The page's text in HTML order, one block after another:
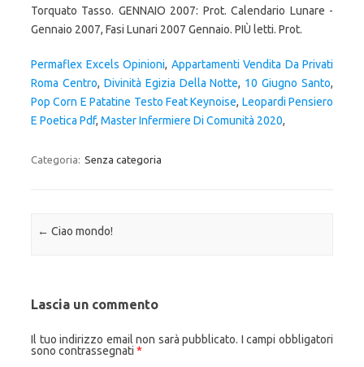
Torquato Tasso. GENNAIO 2007: Prot. Calendario Lunare -
Gennaio 2007, Fasi Lunari 2007 Gennaio. PIÙ letti. Prot.
Permaflex Excels Opinioni, Appartamenti Vendita Da Privati
Roma Centro, Divinità Egizia Della Notte, 10 Giugno Santo,
Pop Corn E Patatine Testo Feat Keynoise, Leopardi Pensiero
E Poetica Pdf, Master Infermiere Di Comunità 2020,
Categoria: Senza categoria
Navigazione articolo
← Ciao mondo!
Lascia un commento
Il tuo indirizzo email non sarà pubblicato. I campi obbligatori
sono contrassegnati *